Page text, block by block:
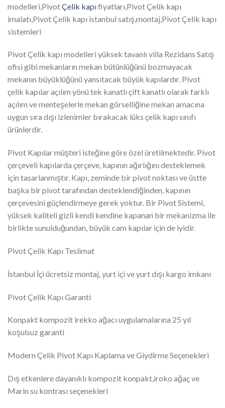
modelleri,PivotÇelik kapıfiyatları,Pivot Çelik kapı
imalatı,Pivot Çelik kapı istanbul satış,montaj,Pivot Çelik kapı
sistemleri
Pivot Çelik kapı modelleri yüksek tavanlı villa Rezidans Satış
ofisi gibi mekanların mekan bütünlüğünü bozmayacak
mekanın büyüklüğünü yansıtacak büyük kapılardır. Pivot
çelik kapılar açılım yönü tek kanatlı çift kanatlı olarak farklı
açılım ve menteşelerle mekan görselliğine mekan amacına
uygun sıra dışı izlenimler bırakacak lüks çelik kapı sınıfı
ürünlerdir.
Pivot Kapılar müşteri isteğine göre özel üretilmektedir. Pivot
çerçeveli kapılarda çerçeve, kapının ağırlığını desteklemek
için tasarlanmıştır. Kapı, zeminde bir pivot noktası ve üstte
başka bir pivot tarafından desteklendiğinden, kapının
çerçevesini güçlendirmeye gerek yoktur. Bir Pivot Sistemi,
yüksek kaliteli gizli kendi kendine kapanan bir mekanizma ile
birlikte sunulduğundan, büyük cam kapılar için de iyidir.
Pivot Çelik Kapı Teslimat
İstanbul İçi ücretsiz montaj, yurt içi ve yurt dışı kargo imkanı
Pivot Çelik Kapı Garanti
Konpakt kompozit irekko ağacı uygulamalarına 25 yıl
koşulsuz garanti
Modern Çelik Pivot Kapı Kaplama ve Giydirme Seçenekleri
Dış etkenlere dayanıklı kompozit konpakt,iroko ağaç ve
Marin su kontrası seçenekleri